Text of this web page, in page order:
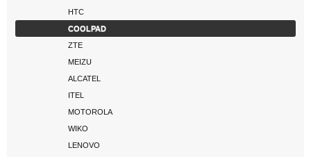
HTC
COOLPAD
ZTE
MEIZU
ALCATEL
ITEL
MOTOROLA
WIKO
LENOVO